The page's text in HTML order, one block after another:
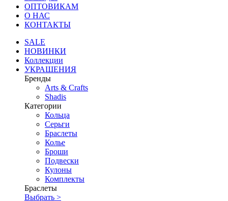
ОПТОВИКАМ
О НАС
КОНТАКТЫ
SALE
НОВИНКИ
Коллекции
УКРАШЕНИЯ
Бренды
Аrts & Сrafts
Shadis
Категории
Кольца
Серьги
Браслеты
Колье
Броши
Подвески
Кулоны
Комплекты
Браслеты
Выбрать >